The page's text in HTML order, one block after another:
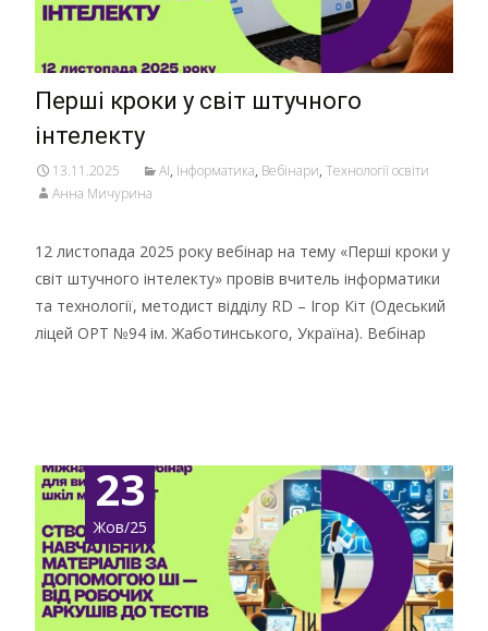
Перші кроки у світ штучного
інтелекту
13.11.2025 AI, Інформатика, Вебінари, Технології освіти
Анна Мичурина
12 листопада 2025 року вебінар на тему «Перші кроки у
світ штучного інтелекту» провів вчитель інформатики
та технології, методист відділу RD – Ігор Кіт (Одеський
ліцей ОРТ №94 ім. Жаботинського, Україна). Вебінар
23
Жов/25